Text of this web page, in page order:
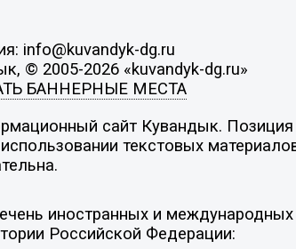
info@kuvandyk-dg.ru
© 2005-2026 «kuvandyk-dg.ru»
БАННЕРНЫЕ МЕСТА
сайт Кувандык. Позиция
текстовых
иностранных и международных
Российской Федерации: